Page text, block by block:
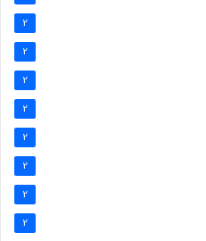
2
2
2
2
2
2
2
2